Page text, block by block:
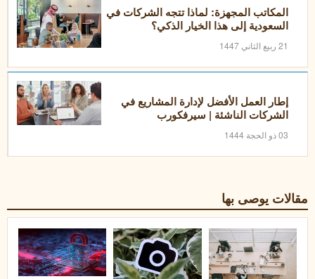
المكاتب المجهزة: لماذا تتجه الشركات في
السعودية إلى هذا الخيار الذكي؟
21 ربيع الثاني 1447
إطار العمل الأفضل لإدارة المشاريع في
الشركات الناشئة | سيرفكورب
03 ذو الحجة 1444
مقالات يوصى بها